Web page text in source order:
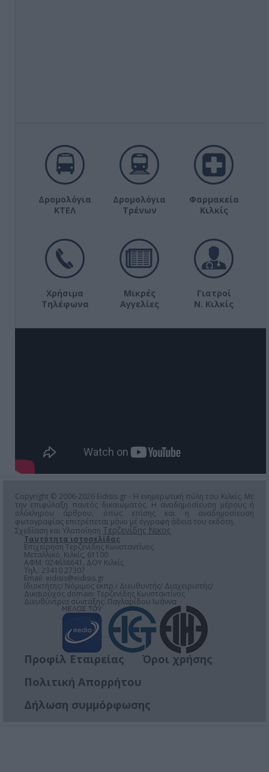
Δρομολόγια
ΚΤΕΛ
Δρομολόγια
Τρένων
Φαρμακεία
Κιλκίς
Χρήσιμα
Τηλέφωνα
Μικρές
Αγγελίες
Γιατροί
Ν. Κιλκίς
Copyright © 2006-2026 Eidisis.gr - Η ενημερωτική πύλη του Κιλκίς. Με
την επιφύλαξη παντός δικαιώματος. Η αναδημοσίευση μέρους ή
ολόκληρου άρθρου, όπως επίσης και η αναδημοσίευση
φωτογραφίας επιτρέπεται μόνο μέ έγγραφη άδεια του εκδότη.
Σχεδίαση και Υλοποίηση Τερζενίδης Νικος
Ταυτότητα ιστοσελίδας
Επιχείρηση Τερζενίδης Κωνσταντίνος
Μεταλλικό, Κιλκίς, 61100
ΑΦΜ: 024638641, ΔΟΥ Κιλκίς
Τηλ.: 23410 27307
Email: eidisis@eidisis.gr
Ιδιοκτήτης/ Νόμιμος εκπρ./ Διευθυντής/ Διαχειριστής/
Δικαιούχος domain: Τερζενίδης Κωνσταντίνος
Διευθύντρια σύνταξης: Παγλαρίδου Ιωάννα
Προφίλ Εταιρείας
Όροι χρήσης
Πολιτική Απορρήτου
Δήλωση συμμόρφωσης